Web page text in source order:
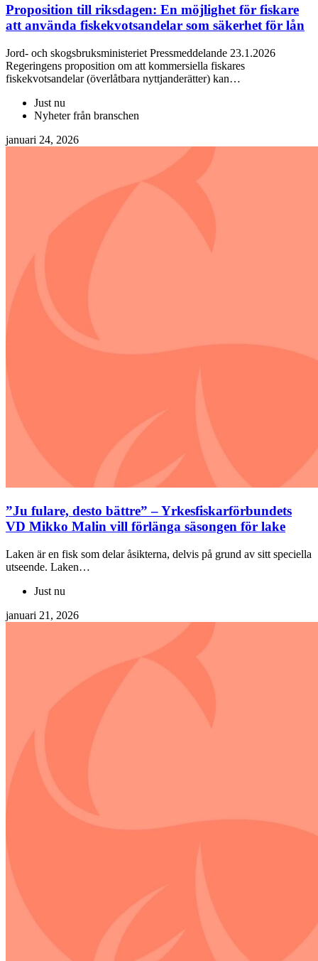
Proposition till riksdagen: En möjlighet för fiskare
att använda fiskekvotsandelar som säkerhet för lån
Jord- och skogsbruksministeriet Pressmeddelande 23.1.2026
Regeringens proposition om att kommersiella fiskares
fiskekvotsandelar (överlåtbara nyttjanderätter) kan…
Just nu
Nyheter från branschen
januari 24, 2026
”Ju fulare, desto bättre” – Yrkesfiskarförbundets
VD Mikko Malin vill förlänga säsongen för lake
Laken är en fisk som delar åsikterna, delvis på grund av sitt speciella
utseende. Laken…
Just nu
januari 21, 2026